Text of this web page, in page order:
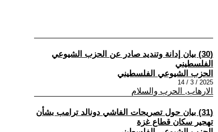
(30) بيان إدانة وتنديد صادر عن الحزب الشيوعي
الفلسطيني
الحزب الشيوعي الفلسطيني
2025 / 3 / 14
الارهاب, الحرب والسلام
(31) بيان حول تصريحات الفاشي دونالد ترامب بشأن
تهجير سكان قطاع غزة